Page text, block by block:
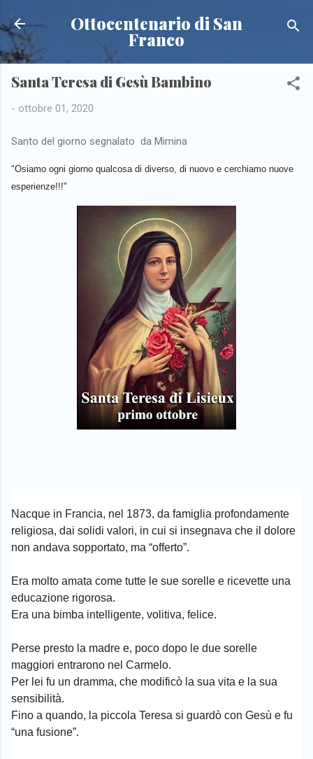
Passa ai contenuti principali
Ottocentenario di San
Franco
Santa Teresa di Gesù Bambino
- ottobre 01, 2020
Santo del giorno segnalato da Mimina
"Osiamo ogni giorno qualcosa di diverso, di nuovo e cerchiamo nuove
esperienze!!!"
Nacque in Francia, nel 1873, da famiglia profondamente
religiosa, dai solidi valori, in cui si insegnava che il dolore
non andava sopportato, ma “offerto”.
Era molto amata come tutte le sue sorelle e ricevette una
educazione rigorosa.
Era una bimba intelligente, volitiva, felice.
Perse presto la madre e, poco dopo le due sorelle
maggiori entrarono nel Carmelo.
Per lei fu un dramma, che modificò la sua vita e la sua
sensibilità.
Fino a quando, la piccola Teresa si guardò con Gesù e fu
“una fusione”.